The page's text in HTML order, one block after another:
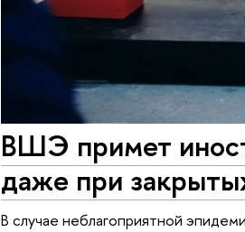
ВШЭ примет
даже при
В случае неблагоприятной